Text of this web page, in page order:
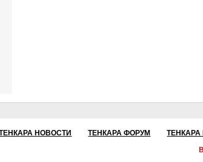
НОВОСТИ ТЕНКАРА ФОРУМ ТЕНКАРА